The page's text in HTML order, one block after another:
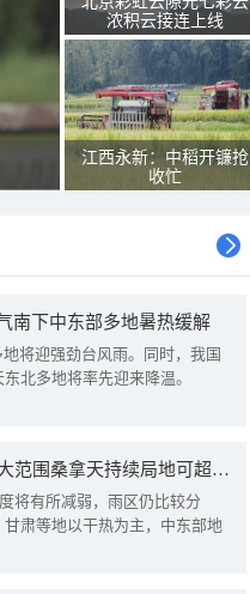
浓积云接连上线
江西永新：中稻开镰抢
收忙
南下中东部多地暑热缓解
将迎强劲台风雨。同时，我国
北多地将率先迎来降温。
我国降雨强度进一步减弱 中东部大范围桑拿天持续局地可超38℃
将有所减弱，雨区仍比较分
肃等地以干热为主，中东部地